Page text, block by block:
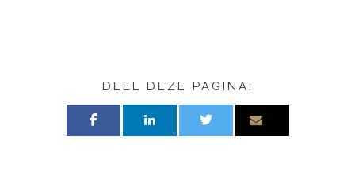
DEEL DEZE PAGINA: